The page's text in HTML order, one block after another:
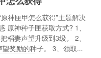
神匣甲怎么获得”主题解决
原神种子匣获取方式? 1、
稻妻声望升级到3级。 2、
望奖励的种子。 3、领取...